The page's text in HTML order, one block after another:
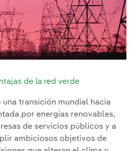
de la red verde
transición mundial hacia
por energías renovables,
de servicios públicos y a
ambiciosos objetivos de